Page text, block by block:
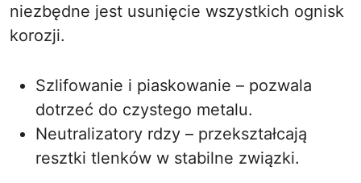
niezbędne jest usunięcie wszystkich ognisk
korozji.
Szlifowanie i piaskowanie – pozwala
dotrzeć do czystego metalu.
Neutralizatory rdzy – przekształcają
resztki tlenków w stabilne związki.